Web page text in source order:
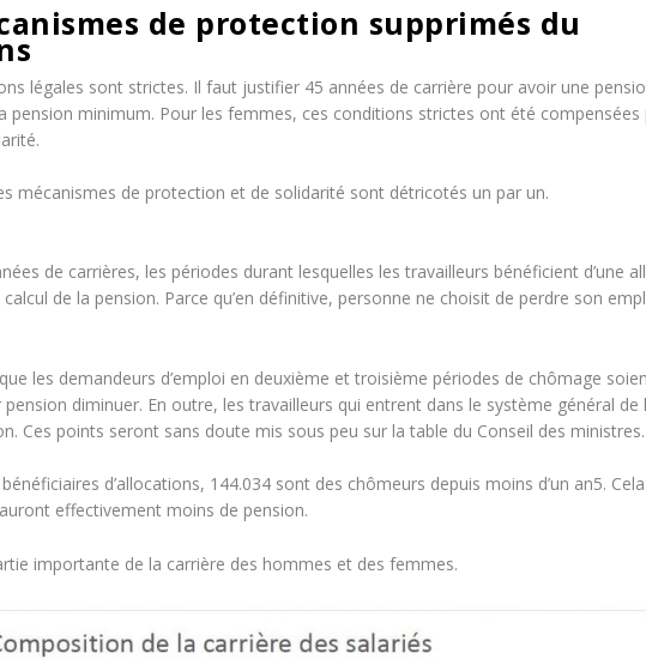
de protection supprimés du
légales sont strictes. Il faut justifier 45 années de carrière pour avoir une
pension minimum. Pour les femmes, ces conditions strictes ont été compensées
mécanismes de protection et de solidarité sont détricotés un par un.
de carrières, les périodes durant lesquelles les travailleurs bénéficient d’une
de la pension. Parce qu’en définitive, personne ne choisit de perdre son
les demandeurs d’emploi en deuxième et troisième périodes de chômage
diminuer. En outre, les travailleurs qui entrent dans le système général de
Ces points seront sans doute mis sous peu sur la table du Conseil des ministres.
d’allocations, 144.034 sont des chômeurs depuis moins d’un an5.
effectivement moins de pension.
importante de la carrière des hommes et des femmes.